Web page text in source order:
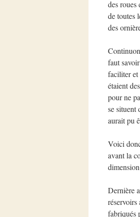
des roues
de toutes
des
faut
faciliter et
étaient
pour ne
se situent
aurait pu
Voici
avant la
Dernière
réservoirs
fabriqués